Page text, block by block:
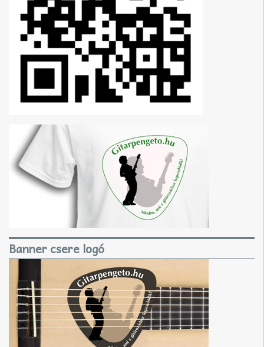
Banner csere logó